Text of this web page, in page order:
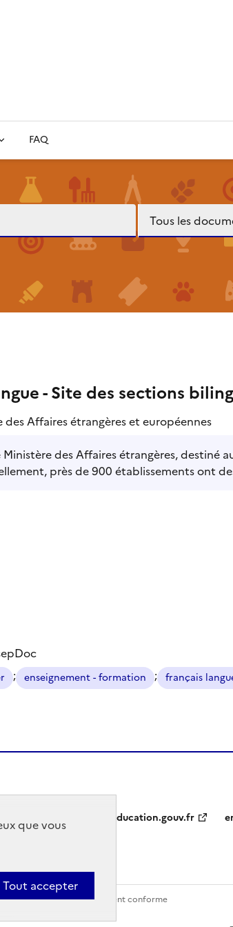
que vous
Tout accepter
FAQ
- Site des sections
des Affaires étrangères et européennes
des Affaires étrangères, destiné
près de 900 établissements ont
; enseignement - formation ; français
education.gouv.fr
Accessibilité : partiellement conforme